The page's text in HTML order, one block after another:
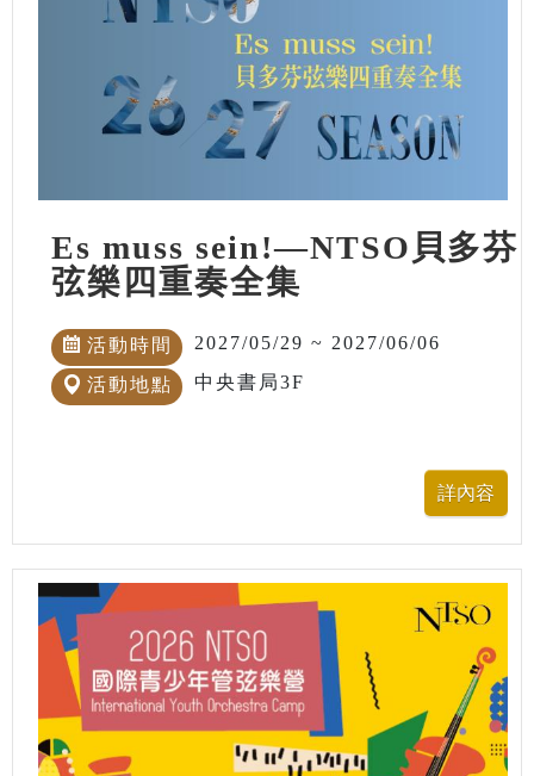
Es muss sein!—NTSO貝多芬
弦樂四重奏全集
活動時間 2027/05/29 ~ 2027/06/06
活動地點 中央書局3F